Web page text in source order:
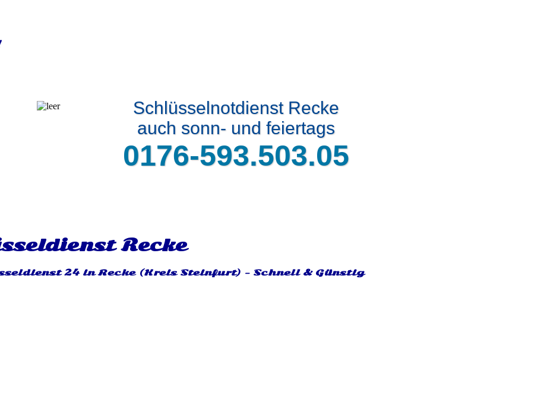
Schlüsselnotdienst Recke
auch sonn- und feiertags
0176-593.503.05
Recke
24 in Recke (Kreis Steinfurt) - Schnell & Günstig